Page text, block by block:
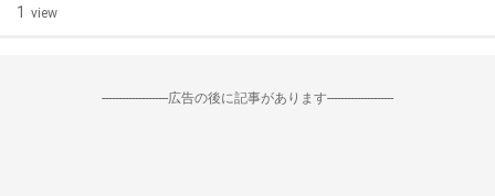
1 view
--------------------広告の後に記事があります--------------------